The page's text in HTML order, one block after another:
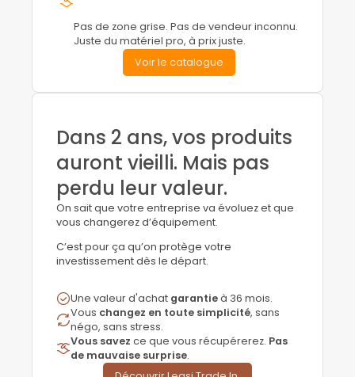
Pas de zone grise. Pas de vendeur inconnu.
Juste du matériel pro, à prix juste.
Voir le catalogue
Dans 2 ans, vos produits
auront vieilli. Mais pas
perdu leur valeur.
On sait que votre entreprise va évoluez et que
vous changerez d’équipement.
C’est pour ça qu’on protège votre
investissement dès le départ.
Une valeur d'achat garantieà 36 mois.
Vous changez en toute simplicité, sans
négo, sans stress.
Vous savez ce que vous récupérerez. Pas
de mauvaise surprise.